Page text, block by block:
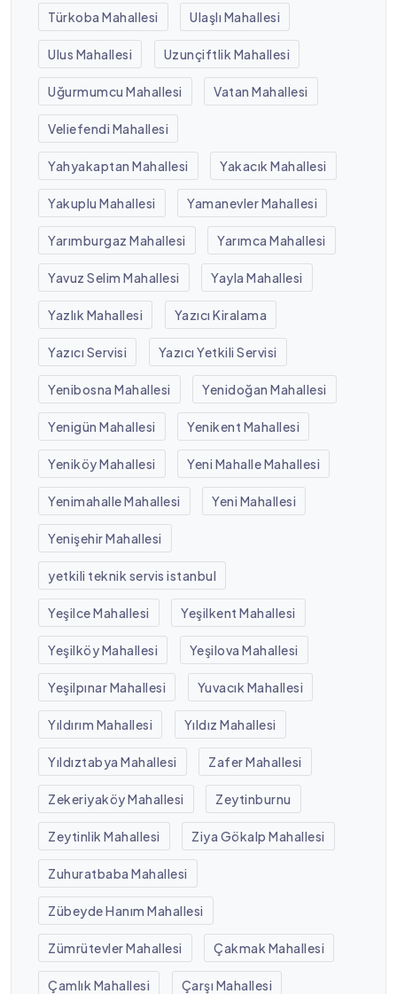
Türkoba Mahallesi Ulaşlı Mahallesi
Ulus Mahallesi Uzunçiftlik Mahallesi
Uğurmumcu Mahallesi Vatan Mahallesi
Veliefendi Mahallesi
Yahyakaptan Mahallesi Yakacık Mahallesi
Yakuplu Mahallesi Yamanevler Mahallesi
Yarımburgaz Mahallesi Yarımca Mahallesi
Yavuz Selim Mahallesi Yayla Mahallesi
Yazlık Mahallesi Yazıcı Kiralama
Yazıcı Servisi Yazıcı Yetkili Servisi
Yenibosna Mahallesi Yenidoğan Mahallesi
Yenigün Mahallesi Yenikent Mahallesi
Yeniköy Mahallesi Yeni Mahalle Mahallesi
Yenimahalle Mahallesi Yeni Mahallesi
Yenişehir Mahallesi
yetkili teknik servis istanbul
Yeşilce Mahallesi Yeşilkent Mahallesi
Yeşilköy Mahallesi Yeşilova Mahallesi
Yeşilpınar Mahallesi Yuvacık Mahallesi
Yıldırım Mahallesi Yıldız Mahallesi
Yıldıztabya Mahallesi Zafer Mahallesi
Zekeriyaköy Mahallesi Zeytinburnu
Zeytinlik Mahallesi Ziya Gökalp Mahallesi
Zuhuratbaba Mahallesi
Zübeyde Hanım Mahallesi
Zümrütevler Mahallesi Çakmak Mahallesi
Çamlık Mahallesi Çarşı Mahallesi